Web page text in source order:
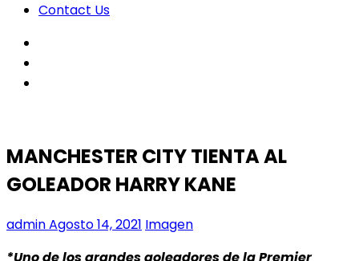
Contact Us
MANCHESTER CITY TIENTA AL
GOLEADOR HARRY KANE
adminAgosto 14, 2021 Imagen
*Uno de los grandes goleadores de la Premier